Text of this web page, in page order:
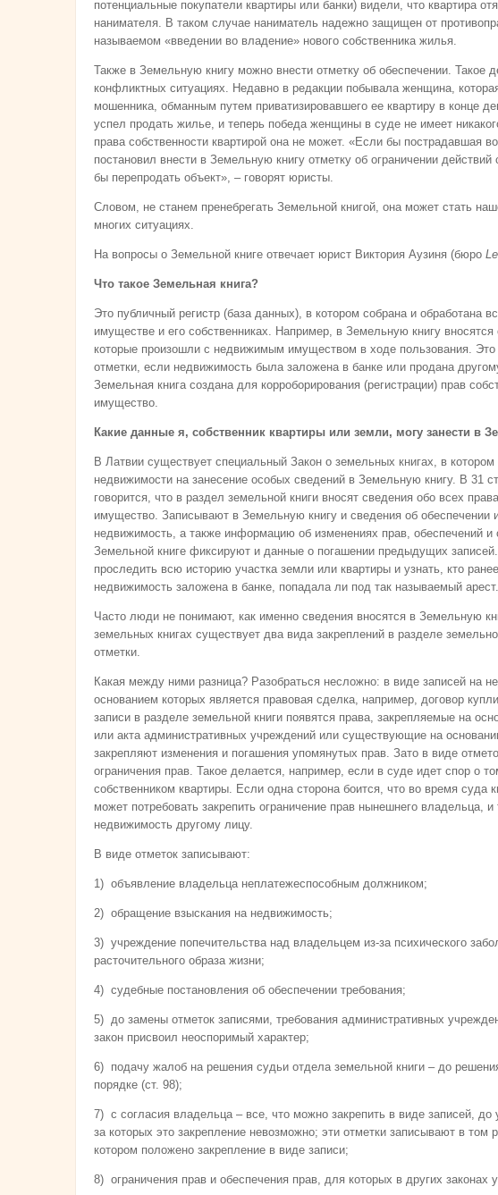
потенциальные покупатели квартиры или банки) видели, что квартира
нанимателя. В таком случае наниматель надежно защищен от
называемом «введении во владение» нового собственника жилья.
Также в Земельную книгу можно внести отметку об обеспечении. Такое
конфликтных ситуациях. Недавно в редакции побывала женщина,
мошенника, обманным путем приватизировавшего ее квартиру в конце
успел продать жилье, и теперь победа женщины в суде не имеет
права собственности квартирой она не может. «Если бы пострадавшая
постановил внести в Земельную книгу отметку об ограничении действий
бы перепродать объект», – говорят юристы.
Словом, не станем пренебрегать Земельной книгой, она может стать
многих ситуациях.
На вопросы о Земельной книге отвечает юрист Виктория Аузиня (бюро
Что такое Земельная книга?
Это публичный регистр (база данных), в котором собрана и обработана
имуществе и его собственниках. Например, в Земельную книгу
которые произошли с недвижимым имуществом в ходе пользования. Это
отметки, если недвижимость была заложена в банке или продана
Земельная книга создана для корроборирования (регистрации) прав
имущество.
Какие данные я, собственник квартиры или земли, могу занести в
В Латвии существует специальный Закон о земельных книгах, в
недвижимости на занесение особых сведений в Земельную книгу. В 31
говорится, что в раздел земельной книги вносят сведения обо всех
имущество. Записывают в Земельную книгу и сведения об обеспечении
недвижимость, а также информацию об изменениях прав, обеспечений и
Земельной книге фиксируют и данные о погашении предыдущих
проследить всю историю участка земли или квартиры и узнать, кто
недвижимость заложена в банке, попадала ли под так называемый арест.
Часто люди не понимают, как именно сведения вносятся в Земельную
земельных книгах существует два вида закреплений в разделе
отметки.
Какая между ними разница? Разобраться несложно: в виде записей на
основанием которых является правовая сделка, например, договор
записи в разделе земельной книги появятся права, закрепляемые на
или акта административных учреждений или существующие на
закрепляют изменения и погашения упомянутых прав. Зато в виде
ограничения прав. Такое делается, например, если в суде идет спор о
собственником квартиры. Если одна сторона боится, что во время суда
может потребовать закрепить ограничение прав нынешнего владельца,
недвижимость другому лицу.
В виде отметок записывают:
1) объявление владельца неплатежеспособным должником;
2) обращение взыскания на недвижимость;
3) учреждение попечительства над владельцем из-за психического
расточительного образа жизни;
4) судебные постановления об обеспечении требования;
5) до замены отметок записями, требования административных
закон присвоил неоспоримый характер;
6) подачу жалоб на решения судьи отдела земельной книги – до
порядке (ст. 98);
7) с согласия владельца – все, что можно закрепить в виде записей, до
за которых это закрепление невозможно; эти отметки записывают в том
котором положено закрепление в виде записи;
8) ограничения прав и обеспечения прав, для которых в других законах